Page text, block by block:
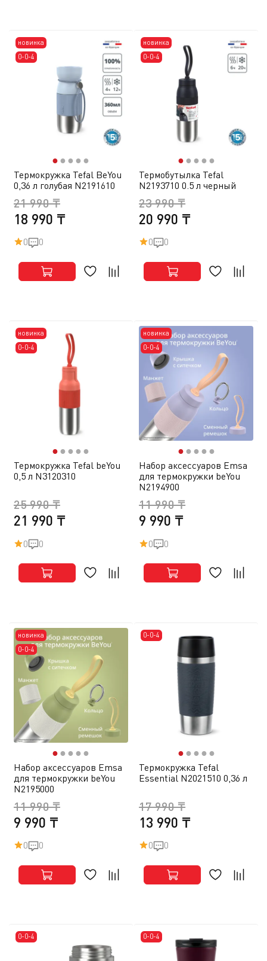
новинка
0-0-4
●● ● ● ●
Термокружка Tefal BeYou
0,36 л голубая N2191610
18 990 ₸
21 990 ₸
0 0
новинка
0-0-4
●● ● ● ●
Термобутылка Tefal
N2193710 0.5 л черный
20 990 ₸
23 990 ₸
0 0
новинка
0-0-4
●● ● ● ●
Термокружка Tefal beYou
0,5 л N3120310
21 990 ₸
25 990 ₸
0 0
новинка
0-0-4
●● ● ● ●
Набор аксессуаров Emsa
для термокружки beYou
N2194900
9 990 ₸
11 990 ₸
0 0
новинка
0-0-4
●● ● ● ●
Набор аксессуаров Emsa
для термокружки beYou
N2195000
9 990 ₸
11 990 ₸
0 0
0-0-4
●● ● ● ●
Термокружка Tefal
Essential N2021510 0,36 л
13 990 ₸
17 990 ₸
0 0
0-0-4 0-0-4